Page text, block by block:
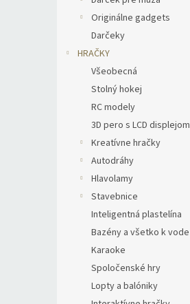
Originálne gadgets
Darčeky
HRAČKY
Všeobecná
Stolný hokej
RC modely
3D pero s LCD displejom
Kreatívne hračky
Autodráhy
Hlavolamy
Stavebnice
Inteligentná plastelína
Bazény a všetko k vode
Karaoke
Spoločenské hry
Lopty a balóniky